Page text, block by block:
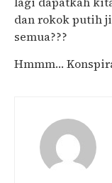
dan rokok putih
semua???
Hmmm…